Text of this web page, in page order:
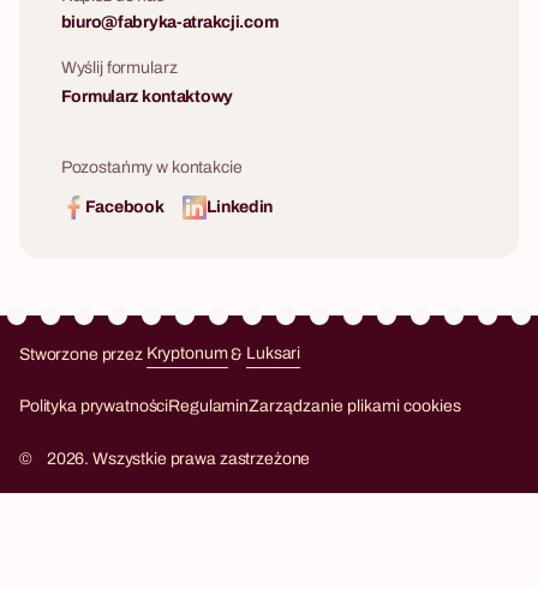
biuro@fabryka-atrakcji.com
Wyślij formularz
Formularz kontaktowy
Pozostańmy w kontakcie
Facebook Linkedin
Stworzone przez Kryptonum& Luksari
Polityka prywatnościRegulaminZarządzanie plikami cookies
© 2026. Wszystkie prawa zastrzeżone